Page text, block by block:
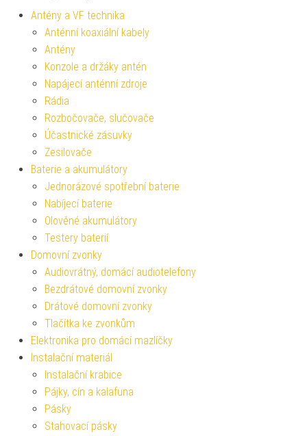
Antény a VF technika
Anténní koaxiální kabely
Antény
Konzole a držáky antén
Napájecí anténní zdroje
Rádia
Rozbočovače, slučovače
Účastnické zásuvky
Zesilovače
Baterie a akumulátory
Jednorázové spotřební baterie
Nabíjecí baterie
Olověné akumulátory
Testery baterií
Domovní zvonky
Audiovrátný, domácí audiotelefony
Bezdrátové domovní zvonky
Drátové domovní zvonky
Tlačítka ke zvonkům
Elektronika pro domácí mazlíčky
Instalační materiál
Instalační krabice
Pájky, cín a kalafuna
Pásky
Stahovací pásky